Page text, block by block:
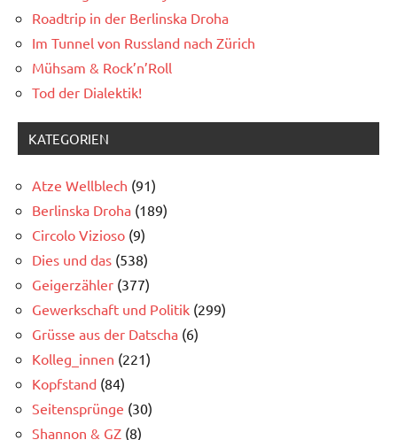
Roadtrip in der Berlinska Droha
Im Tunnel von Russland nach Zürich
Mühsam & Rock’n’Roll
Tod der Dialektik!
KATEGORIEN
Atze Wellblech (91)
Berlinska Droha (189)
Circolo Vizioso (9)
Dies und das (538)
Geigerzähler (377)
Gewerkschaft und Politik (299)
Grüsse aus der Datscha (6)
Kolleg_innen (221)
Kopfstand (84)
Seitensprünge (30)
Shannon & GZ (8)